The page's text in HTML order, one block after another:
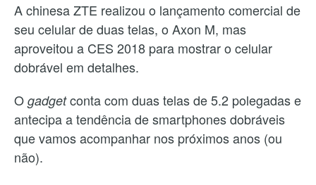
A chinesa ZTE realizou o lançamento comercial de
seu celular de duas telas, o Axon M, mas
aproveitou a CES 2018 para mostrar o celular
dobrável em detalhes.
O gadgetconta com duas telas de 5.2 polegadas e
antecipa a tendência de smartphones dobráveis
que vamos acompanhar nos próximos anos (ou
não).